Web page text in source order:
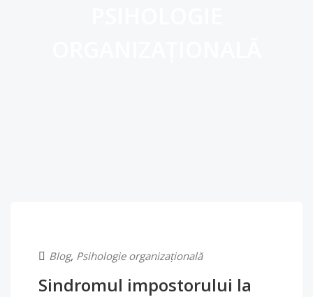
Blog, Psihologie organizațională
Sindromul impostorului la